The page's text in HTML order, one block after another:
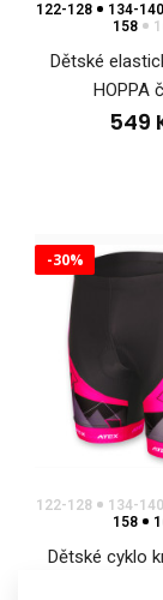
122-128 134-140
158
Dětské
HOPPA
549
-30%
122-128 134-140
158
Dětské cyklo